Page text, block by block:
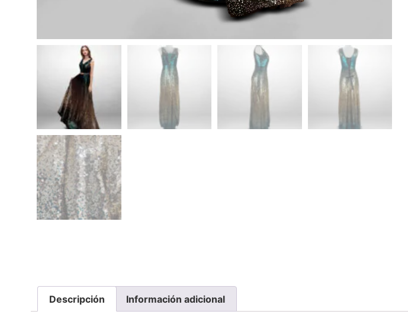
Descripción Información adicional